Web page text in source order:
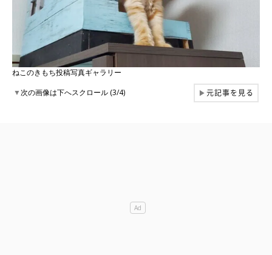
ねこのきもち投稿写真ギャラリー
▼次の画像は下へスクロール (3/4) ▶元記事を見る